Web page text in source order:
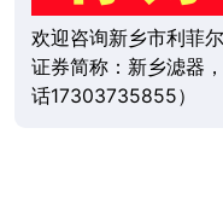
欢迎咨询新乡市利菲
证券简称：新乡滤器
话17303735855）